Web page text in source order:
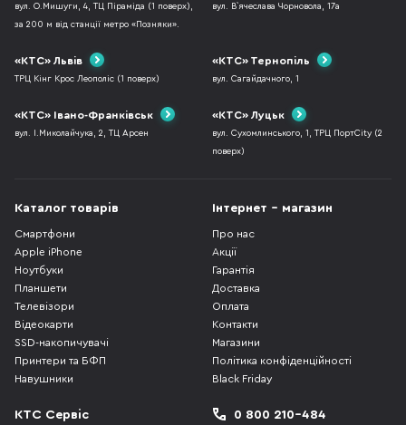
вул. О.Мишуги, 4, ТЦ Піраміда (1 поверх),
за 200 м від станції метро «Позняки».
вул. В`ячеслава Чорновола, 17а
«КТС» Львів
ТРЦ Кінг Крос Леополіс (1 поверх)
«КТС» Тернопіль
вул. Сагайдачного, 1
«КТС» Івано-Франківськ
вул. І.Миколайчука, 2, ТЦ Арсен
«КТС» Луцьк
вул. Сухомлинського, 1, ТРЦ ПортCity (2
поверх)
Каталог товарів
Смартфони
Apple iPhone
Ноутбуки
Планшети
Телевізори
Відеокарти
SSD-накопичувачі
Принтери та БФП
Навушники
Інтернет - магазин
Про нас
Акції
Гарантія
Доставка
Оплата
Контакти
Магазини
Політика конфіденційності
Black Friday
КТС Сервіс
0 800 210-484